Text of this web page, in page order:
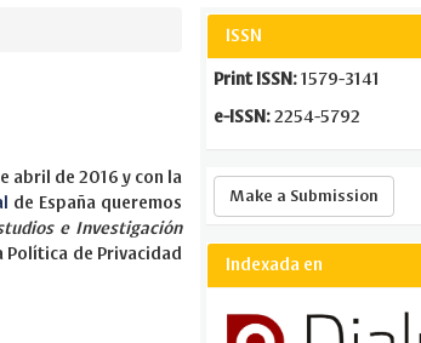
abril de 2016 y con la
de España queremos
e Investigación
de Privacidad
ISSN
Print ISSN: 1579-3141
e-ISSN: 2254-5792
Make
a
Make a Submission
Indexada en